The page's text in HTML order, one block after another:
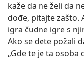
kaže da ne želi da
dođe, pitajte zašto.
igra čudne igre s
Ako se dete požali
„Gde te je ta osoba